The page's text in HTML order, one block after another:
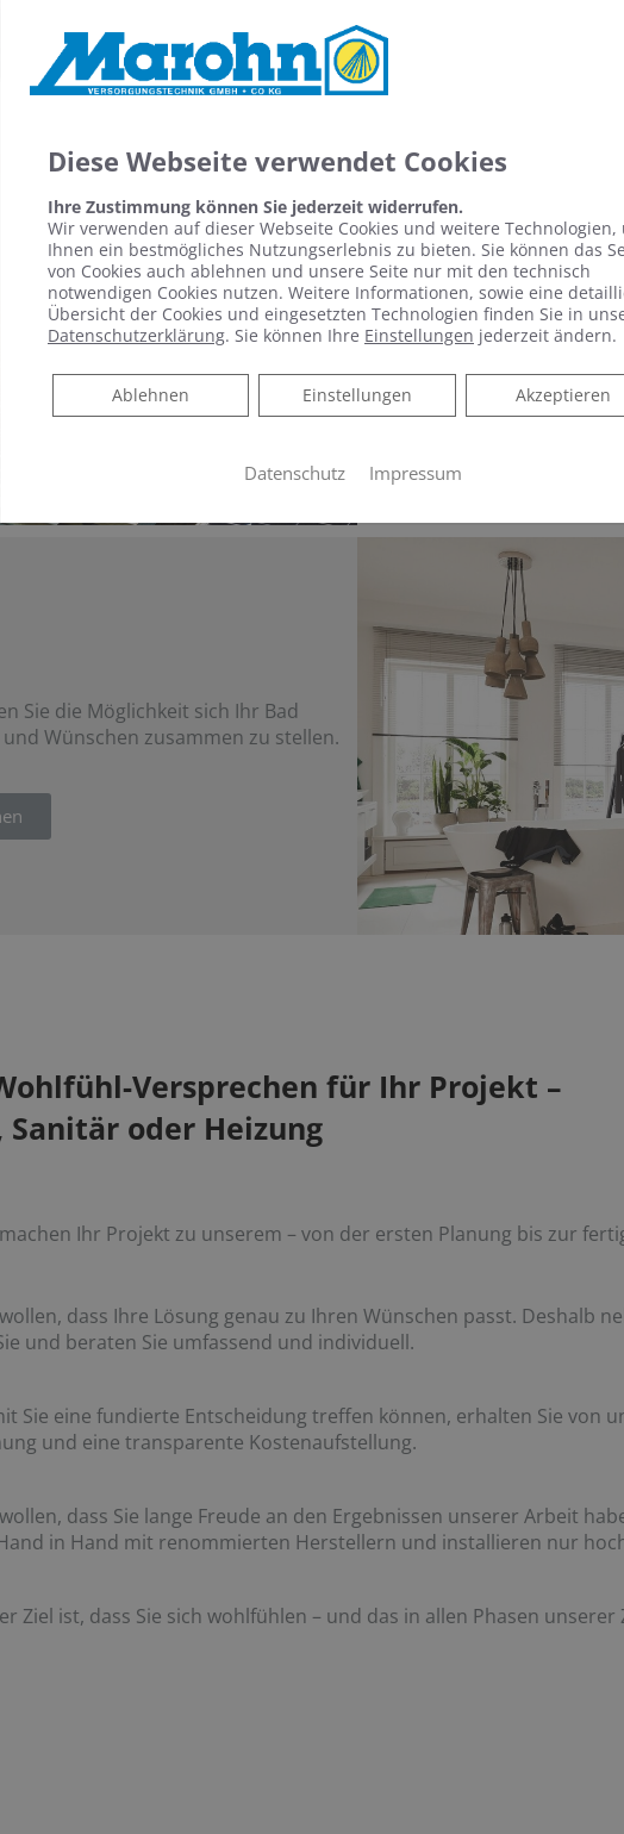
PHOTOVOLTAIK-
Fragen Sie Ihre
Jetzt schnell und
Sie die Möglichkeit sich Ihr Bad
Wünschen zusammen zu stellen.
Versprechen für Ihr Projekt ­­­­–
Sanitär oder Heizung
Ihr Projekt zu unserem – von der ersten Planung bis zur
dass Ihre Lösung genau zu Ihren Wünschen passt. Deshalb
und beraten Sie umfassend und individuell.
Sie eine fundierte Entscheidung treffen können, erhalten Sie von
und eine transparente Kostenaufstellung.
dass Sie lange Freude an den Ergebnissen unserer Arbeit
in Hand mit renommierten Herstellern und installieren nur
Ziel ist, dass Sie sich wohlfühlen – und das in allen Phasen
Diese Webseite verwendet Cookies
Ihre Zustimmung können Sie jederzeit widerrufen.
Wir verwenden auf dieser Webseite Cookies und weitere Technologien,
Ihnen ein bestmögliches Nutzungserlebnis zu bieten. Sie können das
von Cookies auch ablehnen und unsere Seite nur mit den technisch
notwendigen Cookies nutzen. Weitere Informationen, sowie eine
Übersicht der Cookies und eingesetzten Technologien finden Sie in
Datenschutzerklärung. Sie können Ihre Einstellungen jederzeit ändern.
Akzeptieren
Einstellungen
Ablehnen
Ablehnen
Datenschutz Impressum